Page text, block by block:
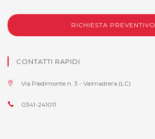
RICHIESTA PREVENTIVO
CONTATTI RAPIDI
Via Piedimonte n. 3 - Valmadrera (LC)
0341-241011